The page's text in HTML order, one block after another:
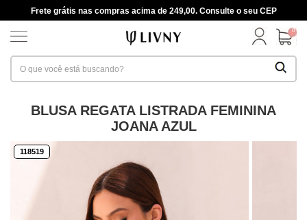
Frete grátis nas compras acima de 249,00. Consulte o seu CEP
0
BLUSA REGATA LISTRADA FEMININA
JOANA AZUL
118519